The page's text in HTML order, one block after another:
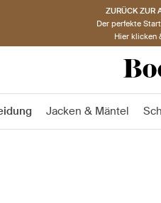
ZURÜCK ZUR
Der perfekte
Hier klicken
Jacken & Mäntel